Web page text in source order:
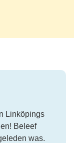
Linköpings
Beleef
was.